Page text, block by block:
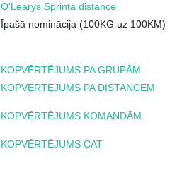
O'Learys Sprinta distance
Īpašā nominācija (100KG uz 100KM)
KOPVĒRTĒJUMS PA GRUPĀM
KOPVĒRTĒJUMS PA DISTANCĒM
KOPVĒRTĒJUMS KOMANDĀM
KOPVĒRTĒJUMS CAT